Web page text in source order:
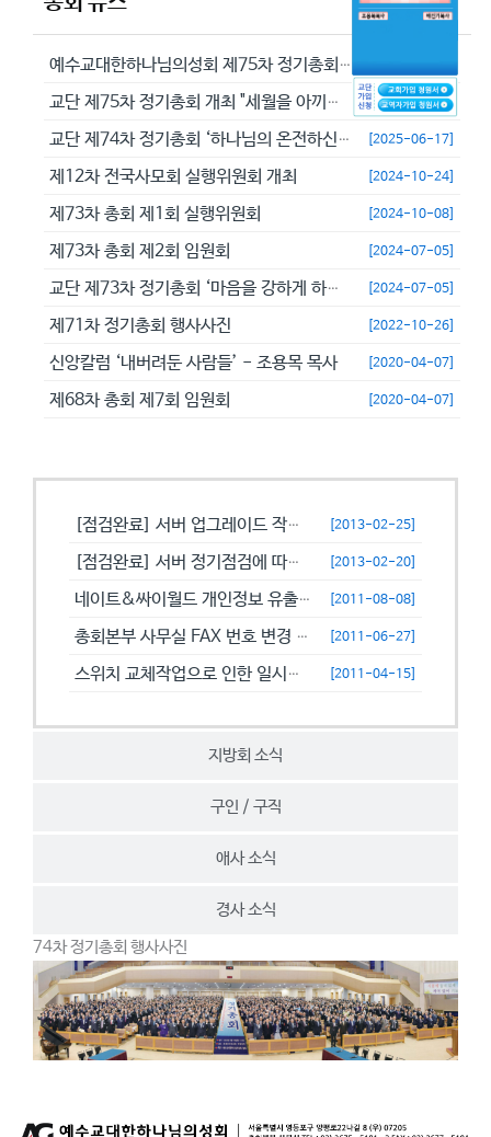
예수교대한하나님의성회 제75차 정기총회에서 정동수 목사를 이단으로 결의... [2026-05-29]
교단 제75차 정기총회 개최 "세월을 아끼라 때가 악하니라"(엡 5:16... [2026-05-23]
교단 제74차 정기총회 ‘하나님의 온전하신 뜻을 분별하자’ [2025-06-17]
제12차 전국사모회 실행위원회 개최 [2024-10-24]
제73차 총회 제1회 실행위원회 [2024-10-08]
제73차 총회 제2회 임원회 [2024-07-05]
교단 제73차 정기총회 ‘마음을 강하게 하고 극히 담대히 하라’ [2024-07-05]
제71차 정기총회 행사사진 [2022-10-26]
신앙칼럼 ‘내버려둔 사람들’ - 조용목 목사 [2020-04-07]
제68차 총회 제7회 임원회 [2020-04-07]
지방회 소식
구인 / 구직
애사 소식
경사 소식
[점검완료] 서버 업그레이드 작업으로 일시적으로 사용이 불안정할수 있습니... [2013-02-25]
[점검완료] 서버 정기점검에 따른 이용 제한 안내 [2013-02-20]
네이트&싸이월드 개인정보 유출에 따른 비밀번호 변경 캠페인! [2011-08-08]
총회본부 사무실 FAX 번호 변경 안내 [2011-06-27]
스위치 교체작업으로 인한 일시접속제한 안내 [2011-04-15]
74차 정기총회 행사사진